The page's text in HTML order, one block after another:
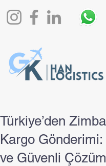
Türkiye’den
Kargo Gönderimi:
ve Güvenli Çözüm